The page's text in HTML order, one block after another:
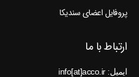
پروفایل اعضای سندیکا
ارتباط با ما
ایمیل: info[at]acco.ir